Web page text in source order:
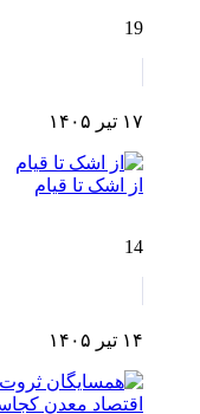
19
۱۷ تیر ۱۴۰۵
از اشک تا قیام
14
۱۴ تیر ۱۴۰۵